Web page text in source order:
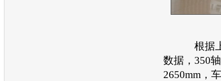
根据上
数据，350
2650mm，